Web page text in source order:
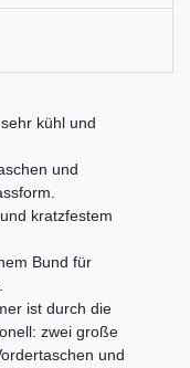
kühl und
und
kratzfestem
Bund für
ist durch die
zwei große
und